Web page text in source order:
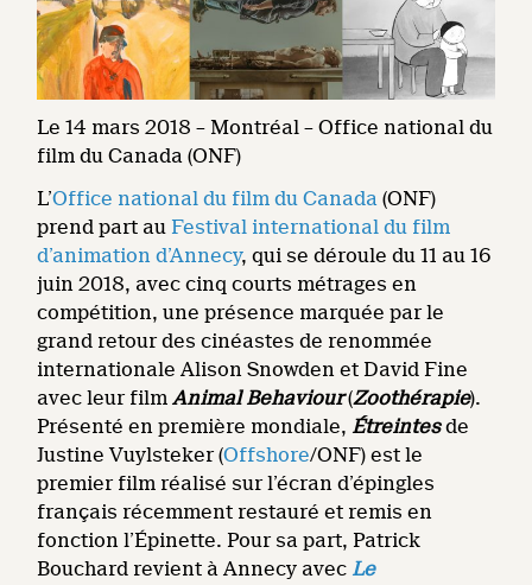
Le 14 mars 2018 – Montréal – Office national du
film du Canada (ONF)
L’Office national du film du Canada (ONF)
prend part au Festival international du film
d’animation d’Annecy, qui se déroule du 11 au 16
juin 2018, avec cinq courts métrages en
compétition, une présence marquée par le
grand retour des cinéastes de renommée
internationale Alison Snowden et David Fine
avec leur filmAnimal Behaviour(Zoothérapie).
Présenté en première mondiale, Étreintesde
Justine Vuylsteker (Offshore/ONF) est le
premier film réalisé sur l’écran d’épingles
français récemment restauré et remis en
fonction l’Épinette. Pour sa part, Patrick
Bouchard revient à Annecy avec Le